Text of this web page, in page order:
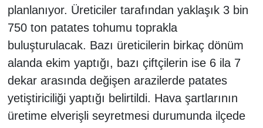
planlanıyor. Üreticiler tarafından yaklaşık 3 bin
750 ton patates tohumu toprakla
buluşturulacak. Bazı üreticilerin birkaç dönüm
alanda ekim yaptığı, bazı çiftçilerin ise 6 ila 7
dekar arasında değişen arazilerde patates
yetiştiriciliği yaptığı belirtildi. Hava şartlarının
üretime elverişli seyretmesi durumunda ilçede